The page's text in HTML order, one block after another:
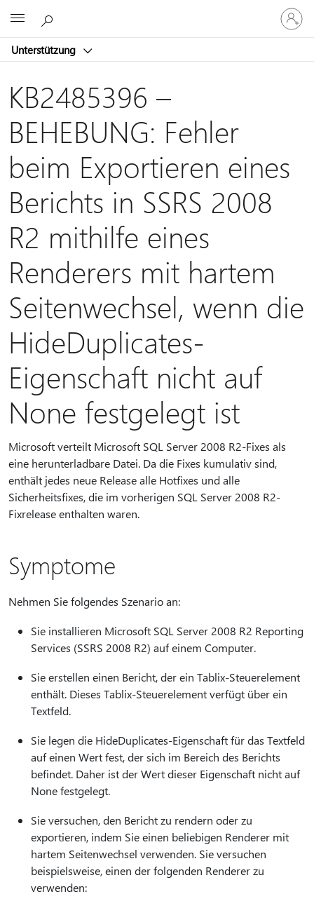
Unterstützung
Bei
Ihrem
Konto
KB2485396 –
BEHEBUNG: Fehler
beim Exportieren eines
Berichts in SSRS 2008
R2 mithilfe eines
Renderers mit hartem
Seitenwechsel, wenn die
HideDuplicates-
Eigenschaft nicht auf
None festgelegt ist
Microsoft verteilt Microsoft SQL Server 2008 R2-Fixes als
eine herunterladbare Datei. Da die Fixes kumulativ sind,
enthält jedes neue Release alle Hotfixes und alle
Sicherheitsfixes, die im vorherigen SQL Server 2008 R2-
Fixrelease enthalten waren.
Symptome
Nehmen Sie folgendes Szenario an:
Sie installieren Microsoft SQL Server 2008 R2 Reporting
Services (SSRS 2008 R2) auf einem Computer.
Sie erstellen einen Bericht, der ein Tablix-Steuerelement
enthält. Dieses Tablix-Steuerelement verfügt über ein
Textfeld.
Sie legen die HideDuplicates-Eigenschaft für das Textfeld
auf einen Wert fest, der sich im Bereich des Berichts
befindet. Daher ist der Wert dieser Eigenschaft nicht auf
None festgelegt.
Sie versuchen, den Bericht zu rendern oder zu
exportieren, indem Sie einen beliebigen Renderer mit
hartem Seitenwechsel verwenden. Sie versuchen
beispielsweise, einen der folgenden Renderer zu
verwenden: